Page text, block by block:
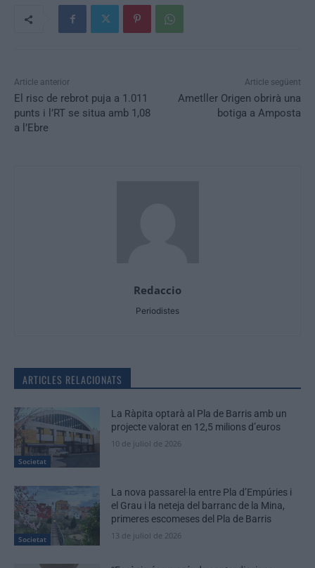
Article anterior
El risc de rebrot puja a 1.011
punts i l’RT se situa amb 1,08
a l’Ebre
Article següent
Ametller Origen obrirà una
botiga a Amposta
Redaccio
Periodistes
ARTICLES RELACIONATS
Societat
La Ràpita optarà al Pla de Barris amb un
projecte valorat en 12,5 milions d’euros
10 de juliol de 2026
Societat
La nova passarel·la entre Pla d’Empúries i
el Grau i la neteja del barranc de la Mina,
primeres escomeses del Pla de Barris
13 de juliol de 2026